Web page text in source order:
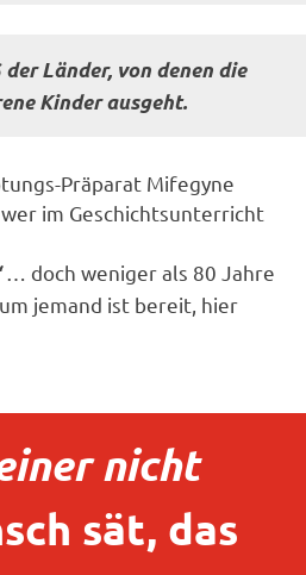
Länder, von denen die
Kinder ausgeht.
Präparat Mifegyne
im Geschichtsunterricht
… doch weniger als 80 Jahre
jemand ist bereit, hier
nicht
sät, das